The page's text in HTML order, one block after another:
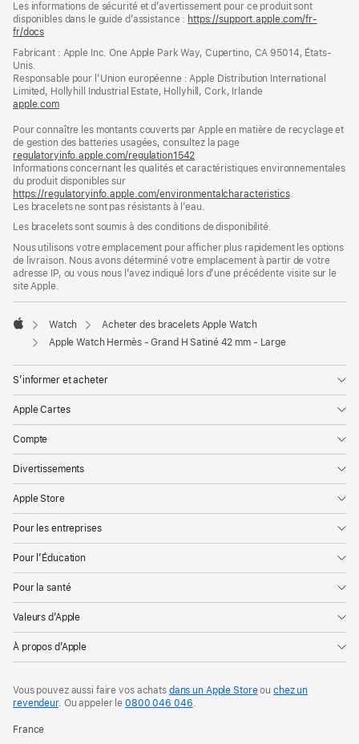
de
page
de
bas
page
Les informations de sécurité et d’avertissement pour ce produit sont
disponibles dans le guide d’assistance : https://support.apple.com/fr-
fr/docs
une
fenêtre)
Fabricant : Apple Inc. One Apple Park Way, Cupertino, CA 95014, États-
Unis.
Responsable pour l’Union européenne : Apple Distribution International
Limited, Hollyhill Industrial Estate, Hollyhill, Cork, Irlande
apple.com(s’ouvre
une
nouvelle
fenêtre)
Pour connaître les montants couverts par Apple en matière de recyclage et
de gestion des batteries usagées, consultez la page
regulatoryinfo.apple.com/regulation1542
dans
nouvelle
fenêtre)
Informations concernant les qualités et caractéristiques environnementales
du produit disponibles sur
https://regulatoryinfo.apple.com/environmentalcharacteristics.
Les bracelets ne sont pas résistants à l’eau.
Les bracelets sont soumis à des conditions de disponibilité.
Nous utilisons votre emplacement pour afficher plus rapidement les options
de livraison. Nous avons déterminé votre emplacement à partir de votre
adresse IP, ou vous nous l’avez indiqué lors d’une précédente visite sur le
site Apple.
Apple
Watch
Acheter des bracelets Apple Watch
Apple Watch Hermès - Grand H Satiné 42 mm - Large
S’informer et acheter
Apple Cartes
Compte
Divertissements
Apple Store
Pour les entreprises
Pour l’Éducation
Pour la santé
Valeurs d’Apple
À propos d’Apple
Vous pouvez aussi faire vos achats dans un Apple Storeouchez un
revendeur. Ouappeler le0800 046 046
France